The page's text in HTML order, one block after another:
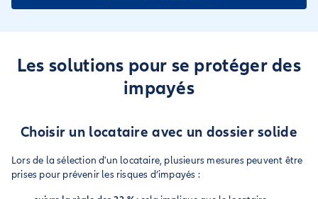
Les solutions pour se protéger des
impayés
Choisir un locataire avec un dossier solide
Lors de la sélection d'un locataire, plusieurs mesures peuvent être
prises pour prévenir les risques d’impayés :